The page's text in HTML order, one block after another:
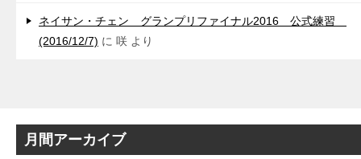
ネイサン・チェン グランプリファイナル2016 公式練習
(2016/12/7) に 咲 より
月間アーカイブ